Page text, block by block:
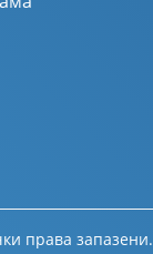
права запазени.